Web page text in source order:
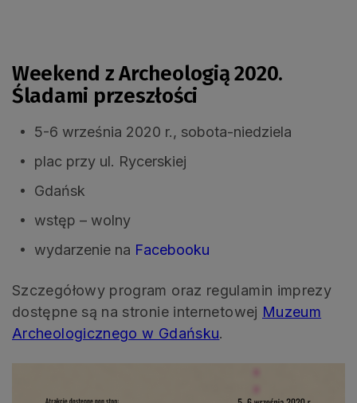
Weekend z Archeologią 2020.
Śladami przeszłości
5-6 września 2020 r., sobota-niedziela
plac przy ul. Rycerskiej
Gdańsk
wstęp – wolny
wydarzenie na Facebooku
Szczegółowy program oraz regulamin imprezy
dostępne są na stronie internetowej Muzeum
Archeologicznego w Gdańsku.